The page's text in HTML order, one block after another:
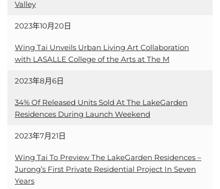
Valley
2023年10月20日
Wing Tai Unveils Urban Living Art Collaboration
with LASALLE College of the Arts at The M
2023年8月6日
34% Of Released Units Sold At The LakeGarden
Residences During Launch Weekend
2023年7月21日
Wing Tai To Preview The LakeGarden Residences –
Jurong’s First Private Residential Project In Seven
Years